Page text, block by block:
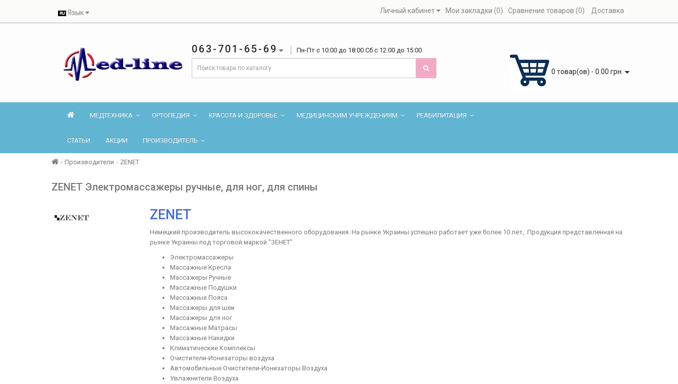
Язык Личный кабинет Мои закладки (0) Сравнение товаров (0) Доставка
063-701-65-69 Пн-Пт с 10:00 до 18:00 Сб с 12:00 до 15:00
0 товар(ов) - 0.00 грн.
МЕДТЕХНИКА ОРТОПЕДИЯ КРАСОТА И ЗДОРОВЬЕ МЕДИЦИНСКИМ УЧРЕЖДЕНИЯМ РЕАБИЛИТАЦИЯ
СТАТЬИ АКЦИИ ПРОИЗВОДИТЕЛЬ
Производители ZENET
ZENET Электромассажеры ручные, для ног, для спины
ZENET
Немецкий производитель высококачественного оборудования. На рынке Украины успешно работает уже более 10 лет,. Продукция представленная на
рынке Украины под торговой маркой "ЗЕНЕТ"
Электромассажеры
Массажные Кресла
Массажеры Ручные
Массажные Подушки
Массажные Пояса
Массажеры для шеи
Массажеры для ног
Массажные Матрасы
Массажные Накидки
Климатические Комплексы
Очистители-Ионизаторы воздуха
Автомобильные Очистители-Ионизаторы Воздуха
Увлажнители Воздуха